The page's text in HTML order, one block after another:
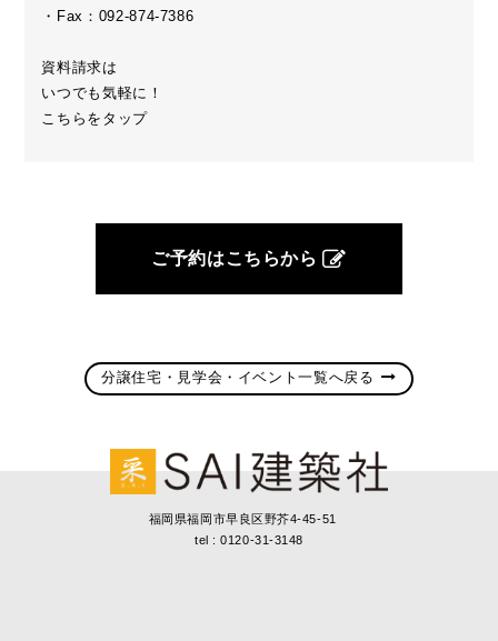
・Fax：092-874-7386
資料請求は
いつでも気軽に！
こちらをタップ
ご予約はこちらから
分譲住宅・見学会・イベント一覧へ戻る
福岡県福岡市早良区野芥4-45-51
tel : 0120-31-3148